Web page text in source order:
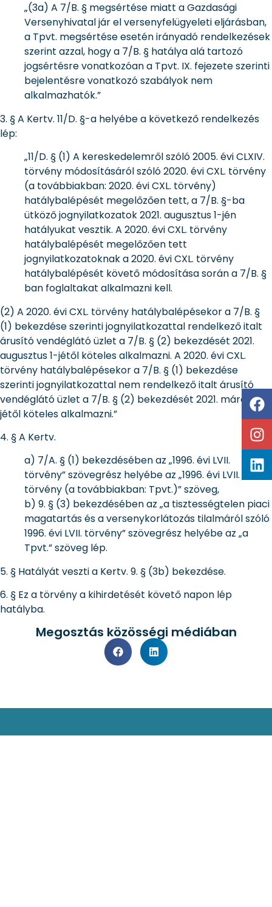
„(3a) A 7/B. § megsértése miatt a Gazdasági
Versenyhivatal jár el versenyfelügyeleti eljárásban,
a Tpvt. megsértése esetén irányadó rendelkezések
szerint azzal, hogy a 7/B. § hatálya alá tartozó
jogsértésre vonatkozóan a Tpvt. IX. fejezete szerinti
bejelentésre vonatkozó szabályok nem
alkalmazhatók.”
3. § A Kertv. 11/D. §-a helyébe a következő rendelkezés
lép:
„11/D. § (1) A kereskedelemről szóló 2005. évi CLXIV.
törvény módosításáról szóló 2020. évi CXL. törvény
(a továbbiakban: 2020. évi CXL. törvény)
hatálybalépését megelőzően tett, a 7/B. §-ba
ütköző jognyilatkozatok 2021. augusztus 1-jén
hatályukat vesztik. A 2020. évi CXL. törvény
hatálybalépését megelőzően tett
jognyilatkozatoknak a 2020. évi CXL. törvény
hatálybalépését követő módosítása során a 7/B. §
ban foglaltakat alkalmazni kell.
(2) A 2020. évi CXL. törvény hatálybalépésekor a 7/B. §
(1) bekezdése szerinti jognyilatkozattal rendelkező italt
árusító vendéglátó üzlet a 7/B. § (2) bekezdését 2021.
augusztus 1-jétől köteles alkalmazni. A 2020. évi CXL.
törvény hatálybalépésekor a 7/B. § (1) bekezdése
szerinti jognyilatkozattal nem rendelkező italt árusító
vendéglátó üzlet a 7/B. § (2) bekezdését 2021. március 1-
jétől köteles alkalmazni.”
4. § A Kertv.
a) 7/A. § (1) bekezdésében az „1996. évi LVII.
törvény” szövegrész helyébe az „1996. évi LVII.
törvény (a továbbiakban: Tpvt.)” szöveg,
b) 9. § (3) bekezdésében az „a tisztességtelen piaci
magatartás és a versenykorlátozás tilalmáról szóló
1996. évi LVII. törvény” szövegrész helyébe az „a
Tpvt.” szöveg lép.
5. § Hatályát veszti a Kertv. 9. § (3b) bekezdése.
6. § Ez a törvény a kihirdetését követő napon lép
hatályba.
Megosztás közösségi médiában